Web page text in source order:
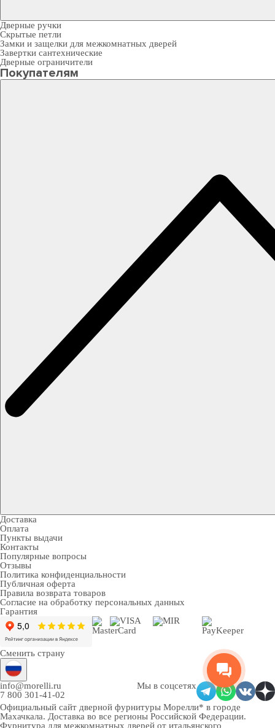
Дверные ручки
Скрытые петли
Замки и защелки для межкомнатных дверей
Завертки сантехнические
Дверные ограничители
Покупателям
Доставка
Оплата
Пункты выдачи
Контакты
Популярные вопросы
Отзывы
Политика конфиденциальности
Публичная оферта
Правила возврата товаров
Согласие на обработку персональных данных
Гарантия
Сменить страну
info@morelli.ru
7 800 301-41-02
Мы в соцсетях
Официальный сайт дверной фурнитуры Морелли* в городе
Махачкала. Доставка во все регионы Российской Федерации.
Фурнитура для межкомнатных дверей от итальянского